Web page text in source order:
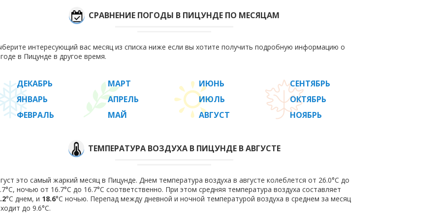
СРАВНЕНИЕ ПОГОДЫ В ПИЦУНДЕ ПО МЕСЯЦАМ
интересующий вас месяц из списка ниже если вы хотите получить подробную информацию о
в Пицунде в другое время.
ДЕКАБРЬ
ЯНВАРЬ
ФЕВРАЛЬ
МАРТ
АПРЕЛЬ
МАЙ
ИЮНЬ
ИЮЛЬ
АВГУСТ
СЕНТЯБРЬ
ОКТЯБРЬ
НОЯБРЬ
ТЕМПЕРАТУРА ВОЗДУХА В ПИЦУНДЕ В АВГУСТЕ
это самый жаркий месяц в Пицунде. Днем температура воздуха в августе колеблется от 26.0°C до
ночью от 16.7°C до 16.7°C соответственно. При этом средняя температура воздуха составляет
°C днем, и 18.6°C ночью. Перепад между дневной и ночной температурой воздуха в среднем за месяц
до 9.6°С.